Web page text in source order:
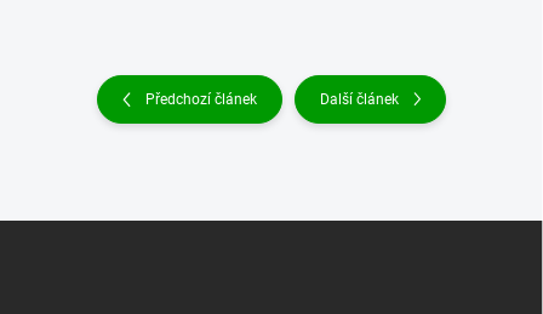
Předchozí článek Další článek